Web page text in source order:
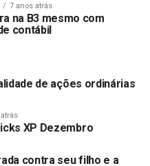
7 anos atrás
na B3 mesmo com
contábil
de ações ordinárias
XP Dezembro
contra seu filho e a